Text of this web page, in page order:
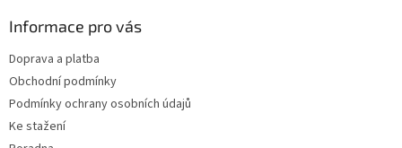
Informace pro vás
Doprava a platba
Obchodní podmínky
Podmínky ochrany osobních údajů
Ke stažení